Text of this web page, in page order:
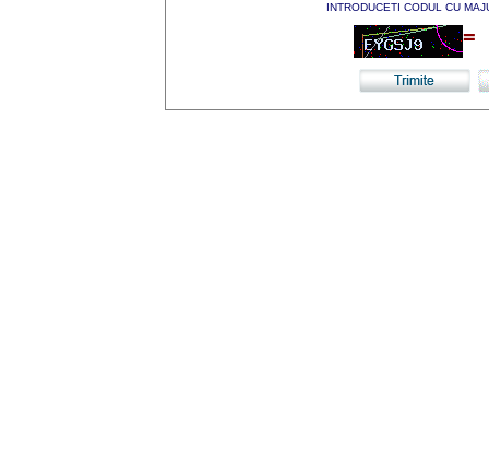
INTRODUCETI CODUL CU
=